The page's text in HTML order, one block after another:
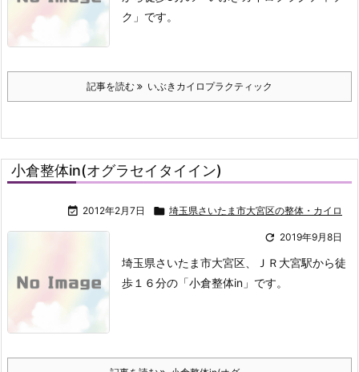
ク」です。
記事を読む いぶきカイロプラクティック
小倉整体in(オグラセイタイイン)
 2012年2月7日  埼玉県さいたま市大宮区の整体・カイロ
 2019年9月8日
埼玉県さいたま市大宮区、ＪＲ大宮駅から徒
歩１６分の「小倉整体in」です。